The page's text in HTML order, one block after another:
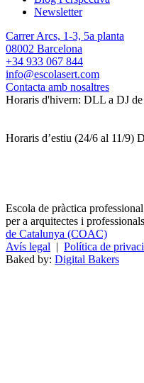
Newsletter
Carrer Arcs, 1-3, 5a planta
08002 Barcelona
+34 933 067 844
info@escolasert.com
Contacta amb nosaltres
Horaris d'hivern: DLL a DJ
Horaris d’estiu (24/6 al 11/9)
Escola de pràctica
per a arquitectes i
de Catalunya (COAC)
Avís legal | Política de
Baked by: Digital Bakers